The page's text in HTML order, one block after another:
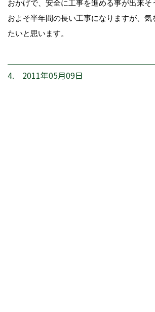
おかげで、安全に工事を進める事が出来そ
およそ半年間の長い工事になりますが、気
たいと思います。
4. 2011年05月09日